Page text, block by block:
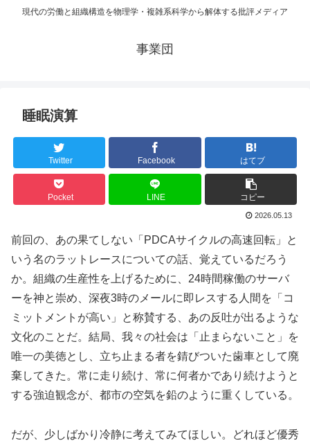
現代の労働と組織構造を物理学・複雑系科学から解体する批評メディア
事業団
睡眠演算
Twitter Facebook はてブ
Pocket LINE コピー
2026.05.13
前回の、あの果てしない「PDCAサイクルの高速回転」と
いう名のラットレースについての話、覚えているだろう
か。組織の生産性を上げるために、24時間稼働のサーバ
ーを神と崇め、深夜3時のメールに即レスする人間を「コ
ミットメントが高い」と称賛する、あの反吐が出るような
文化のことだ。結局、我々の社会は「止まらないこと」を
唯一の美徳とし、立ち止まる者を錆びついた歯車として廃
棄してきた。常に走り続け、常に何者かであり続けようと
する強迫観念が、都市の空気を鉛のように重くしている。
だが、少しばかり冷静に考えてみてほしい。どれほど優秀